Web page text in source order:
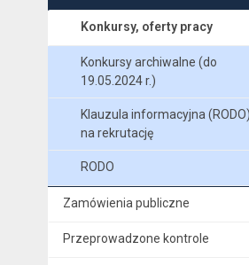
Konkursy, oferty pracy
Konkursy archiwalne (do
19.05.2024 r.)
Klauzula informacyjna (RODO)
na rekrutację
RODO
Zamówienia publiczne
Przeprowadzone kontrole